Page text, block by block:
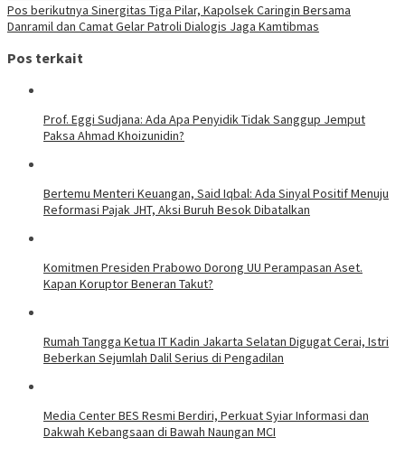
Pos berikutnya Sinergitas Tiga Pilar, Kapolsek Caringin Bersama
Danramil dan Camat Gelar Patroli Dialogis Jaga Kamtibmas
Pos terkait
Prof. Eggi Sudjana: Ada Apa Penyidik Tidak Sanggup Jemput
Paksa Ahmad Khoizunidin?
Bertemu Menteri Keuangan, Said Iqbal: Ada Sinyal Positif Menuju
Reformasi Pajak JHT, Aksi Buruh Besok Dibatalkan
Komitmen Presiden Prabowo Dorong UU Perampasan Aset.
Kapan Koruptor Beneran Takut?
Rumah Tangga Ketua IT Kadin Jakarta Selatan Digugat Cerai, Istri
Beberkan Sejumlah Dalil Serius di Pengadilan
Media Center BES Resmi Berdiri, Perkuat Syiar Informasi dan
Dakwah Kebangsaan di Bawah Naungan MCI